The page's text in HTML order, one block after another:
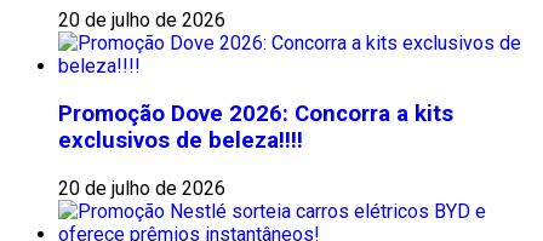
20 de julho de 2026
Promoção Dove 2026: Concorra a kits
exclusivos de beleza!!!!
20 de julho de 2026